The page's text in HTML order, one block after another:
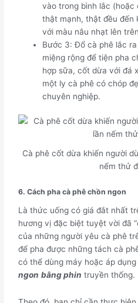
vào trong bình lắc (hoặc
thật mạnh, thật đều đến
với màu nâu nhạt lên
Bước 3: Đổ cà phê lắc
miệng rộng để tiện pha
hợp sữa, cốt dừa với đá
một ly cà phê có chóp
chuyên nghiệp.
Cà phê cốt dừa khiến người
nếm thử
6. Cách pha cà phê chồn ngon
Là thức uống có giá đắt nhất
hương vị đặc biệt tuyệt vời đã
của những người yêu cà phê
để pha được những tách cà
có thể dùng máy hoặc áp
ngon bằng phin truyền thống.